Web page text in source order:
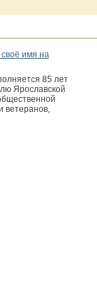
имя на
85 лет
Ярославской
ветеранов,